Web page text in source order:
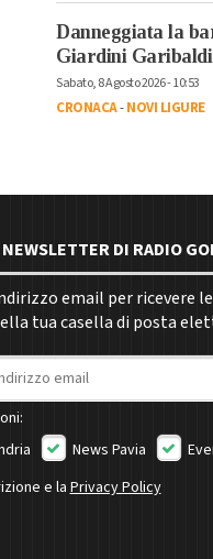
Danneggiata la
Giardini
Sabato, 8 Agosto 2026 - 10:53
CRONACA-NOVI LIGURE
DI RADIO
email per ricevere le
tua casella di posta
News Pavia
e la Privacy Policy